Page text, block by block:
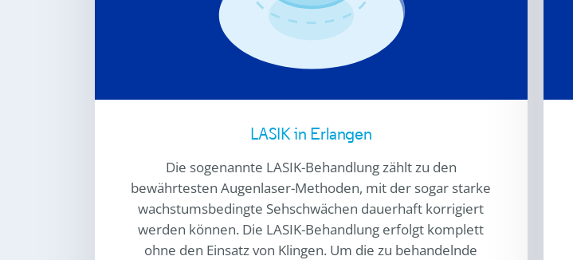
LASIK in Erlangen
Die sogenannte LASIK-Behandlung zählt zu den
bewährtesten Augenlaser-Methoden, mit der sogar starke
wachstumsbedingte Sehschwächen dauerhaft korrigiert
werden können. Die LASIK-Behandlung erfolgt komplett
ohne den Einsatz von Klingen. Um die zu behandelnde